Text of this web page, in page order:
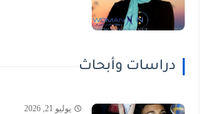
دراسات وأبحاث
يوليو 21, 2026